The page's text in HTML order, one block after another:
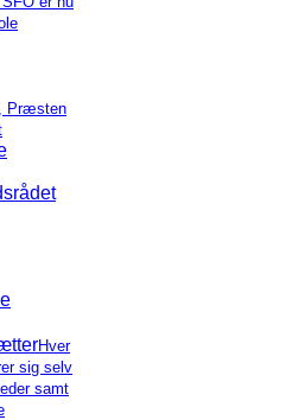
Præsten
Hver
sig selv
samt